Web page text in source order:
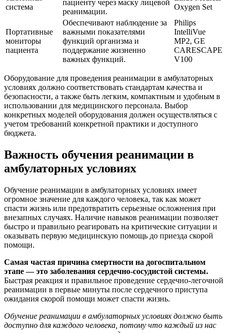
система
пациенту через маску лицевой
реанимации.
Oxygen Set
Портативные
мониторы
пациента
Обеспечивают наблюдение за
важными показателями
функций организма и
поддержание жизненно
важных функций.
Philips
IntelliVue
MP2, GE
CARESCAPE
V100
Оборудование для проведения реанимации в амбулаторных
условиях должно соответствовать стандартам качества и
безопасности, а также быть легким, компактным и удобным в
использовании для медицинского персонала. Выбор
конкретных моделей оборудования должен осуществляться с
учетом требований конкретной практики и доступного
бюджета.
Важность обучения реанимации в
амбулаторных условиях
Обучение реанимации в амбулаторных условиях имеет
огромное значение для каждого человека, так как может
спасти жизнь или предотвратить серьезные осложнения при
внезапных случаях. Наличие навыков реанимации позволяет
быстро и правильно реагировать на критические ситуации и
оказывать первую медицинскую помощь до приезда скорой
помощи.
Самая частая причина смертности на догоспитальном
этапе — это заболевания сердечно-сосудистой системы.
Быстрая реакция и правильное проведение сердечно-легочной
реанимации в первые минуты после сердечного приступа
ожидания скорой помощи может спасти жизнь.
Обучение реанимации в амбулаторных условиях должно быть
доступно для каждого человека, потому что каждый из нас